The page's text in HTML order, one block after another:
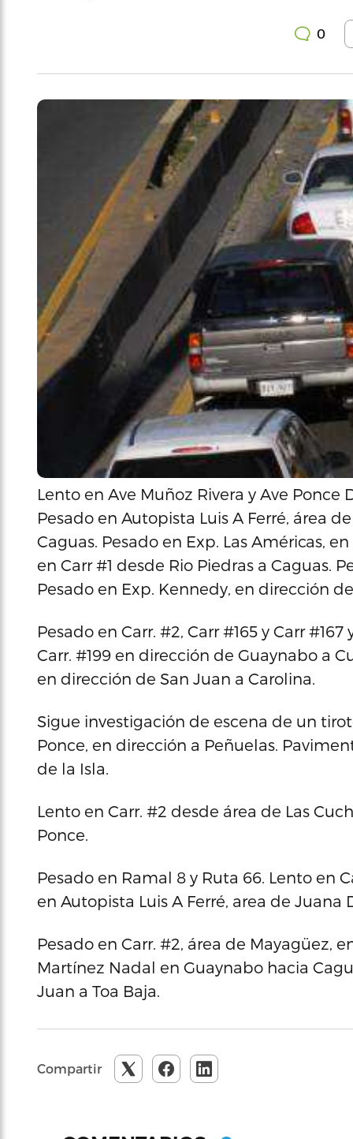
0
Lento en Ave Muñoz Rivera y Ave
Pesado en Autopista Luis A Ferré, área
Caguas. Pesado en Exp. Las Américas,
en Carr #1 desde Rio Piedras a Caguas.
Pesado en Exp. Kennedy, en dirección
Pesado en Carr. #2, Carr #165 y Carr
Carr. #199 en dirección de Guaynabo a
en dirección de San Juan a Carolina.
Sigue investigación de escena de un
Ponce, en dirección a Peñuelas.
de la Isla.
Lento en Carr. #2 desde área de Las
Ponce.
Pesado en Ramal 8 y Ruta 66. Lento en
en Autopista Luis A Ferré, area de Juana
Pesado en Carr. #2, área de Mayagüez,
Martínez Nadal en Guaynabo hacia
Juan a Toa Baja.
Compartir